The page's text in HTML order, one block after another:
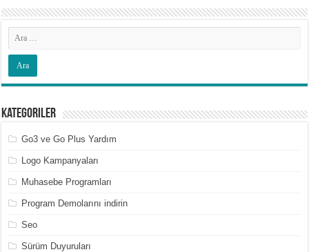
Kategoriler
Go3 ve Go Plus Yardım
Logo Kampanyaları
Muhasebe Programları
Program Demolarını indirin
Seo
Sürüm Duyuruları